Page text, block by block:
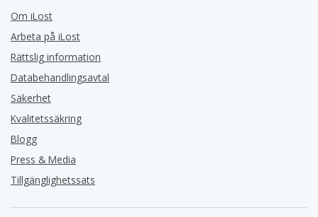
Om iLost
Arbeta på iLost
Rättslig information
Databehandlingsavtal
Säkerhet
Kvalitetssäkring
Blogg
Press & Media
Tillgänglighetssats